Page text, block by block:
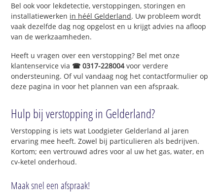
Bel ook voor lekdetectie, verstoppingen, storingen en
installatiewerken in héél Gelderland. Uw probleem wordt
vaak dezelfde dag nog opgelost en u krijgt advies na afloop
van de werkzaamheden.
Heeft u vragen over een verstopping? Bel met onze
klantenservice via ☎ 0317-228004voor verdere
ondersteuning. Of vul vandaag nog het contactformulier op
deze pagina in voor het plannen van een afspraak.
Hulp bij verstopping in Gelderland?
Verstopping is iets wat Loodgieter Gelderland al jaren
ervaring mee heeft. Zowel bij particulieren als bedrijven.
Kortom; een vertrouwd adres voor al uw het gas, water, en
cv-ketel onderhoud.
Maak snel een afspraak!